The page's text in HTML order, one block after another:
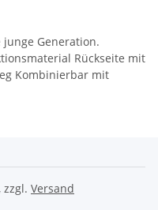
Generation.
Rückseite mit
Kombinierbar mit
Versand